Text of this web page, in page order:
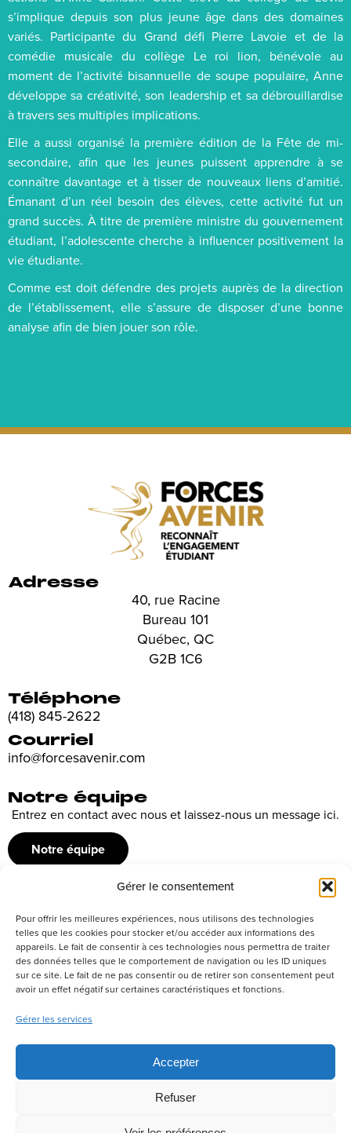
Gérer le consentement
Pour offrir les meilleures expériences, nous utilisons des technologies
telles que les cookies pour stocker et/ou accéder aux informations des
appareils. Le fait de consentir à ces technologies nous permettra de traiter
des données telles que le comportement de navigation ou les ID uniques
sur ce site. Le fait de ne pas consentir ou de retirer son consentement peut
avoir un effet négatif sur certaines caractéristiques et fonctions.
Gérer les services
Accepter
Refuser
s’implique depuis son plus jeune âge dans des domaines
variés. Participante du Grand défi Pierre Lavoie et de la
comédie musicale du collège Le roi lion, bénévole au
moment de l’activité bisannuelle de soupe populaire, Anne
développe sa créativité, son leadership et sa débrouillardise
à travers ses multiples implications.
Elle a aussi organisé la première édition de la Fête de mi-
secondaire, afin que les jeunes puissent apprendre à se
connaître davantage et à tisser de nouveaux liens d’amitié.
Émanant d’un réel besoin des élèves, cette activité fut un
grand succès. À titre de première ministre du gouvernement
étudiant, l’adolescente cherche à influencer positivement la
vie étudiante.
Comme est doit défendre des projets auprès de la direction
de l’établissement, elle s’assure de disposer d’une bonne
analyse afin de bien jouer son rôle.
Adresse
40, rue Racine
Bureau 101
Québec, QC
G2B 1C6
Téléphone
(418) 845-2622
Courriel
info@forcesavenir.com
Notre équipe
Entrez en contact avec nous et laissez-nous un message ici.
Notre équipe
Recrutement
Découvrez nos offres d’emploi ou envoyez votre candidature
spontanée
Postuler